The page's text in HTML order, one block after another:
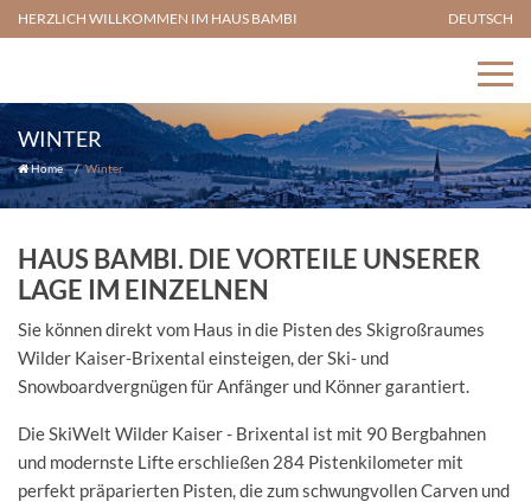
HERZLICH WILLKOMMEN IM HAUS BAMBI DEUTSCH
WINTER
Home Winter
HAUS BAMBI. DIE VORTEILE UNSERER
LAGE IM EINZELNEN
Sie können direkt vom Haus in die Pisten des Skigroßraumes
Wilder Kaiser-Brixental einsteigen, der Ski- und
Snowboardvergnügen für Anfänger und Könner garantiert.
Die SkiWelt Wilder Kaiser - Brixental ist mit 90 Bergbahnen
und modernste Lifte erschließen 284 Pistenkilometer mit
perfekt präparierten Pisten, die zum schwungvollen Carven und